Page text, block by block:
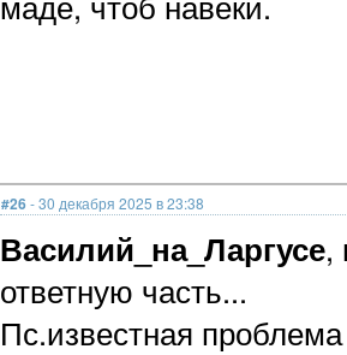
#26- 30 декабря 2025 в 23:38
Василий_на_Ларгусе,
ответную часть...
Пс.известная